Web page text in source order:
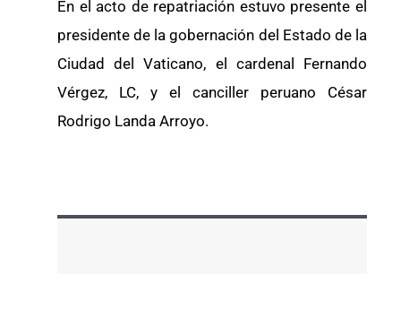
En el acto de repatriación estuvo presente el
presidente de la gobernación del Estado de la
Ciudad del Vaticano, el cardenal Fernando
Vérgez, LC, y el canciller peruano César
Rodrigo Landa Arroyo.